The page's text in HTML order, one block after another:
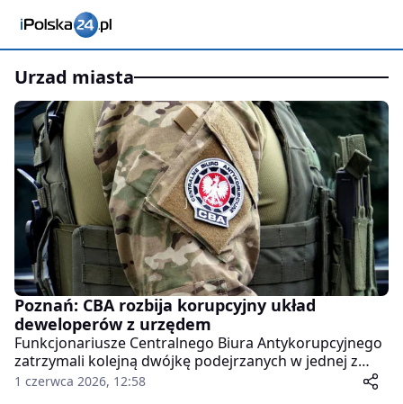
urzad miasta
Poznań: CBA rozbija korupcyjny układ
deweloperów z urzędem
Funkcjonariusze Centralnego Biura Antykorupcyjnego
zatrzymali kolejną dwójkę podejrzanych w jednej z
największych spraw korupcyjnych ostatnich lat w
1 czerwca 2026, 12:58